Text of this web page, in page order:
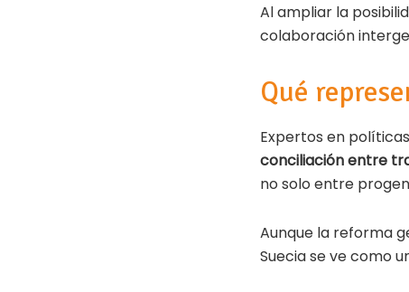
Al ampliar la
colaboración
Qué
Expertos en
conciliación entre
no solo entre
Aunque la reforma
Suecia se ve como